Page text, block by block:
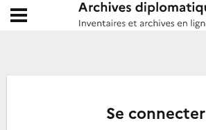
Archives diplomatiques
Ouvrir le menu déroulant
Se connecter